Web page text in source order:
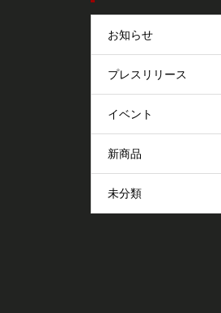
お知らせ
プレスリリース
イベント
新商品
未分類